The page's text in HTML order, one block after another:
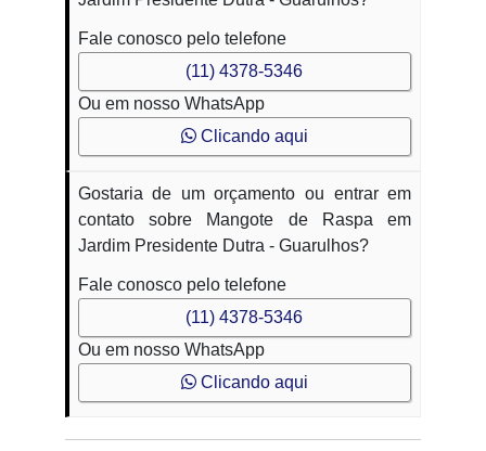
Fale conosco pelo telefone
(11) 4378-5346
Ou em nosso WhatsApp
Clicando aqui
Gostaria de um orçamento ou entrar em
contato sobre Mangote de Raspa em
Jardim Presidente Dutra - Guarulhos?
Fale conosco pelo telefone
(11) 4378-5346
Ou em nosso WhatsApp
Clicando aqui